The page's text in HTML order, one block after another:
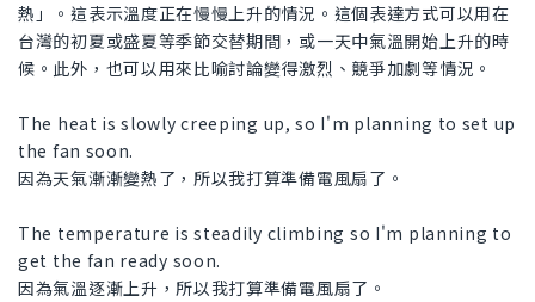
熱」。這表示溫度正在慢慢上升的情況。這個表達方式可以用在
台灣的初夏或盛夏等季節交替期間，或一天中氣溫開始上升的時
候。此外，也可以用來比喻討論變得激烈、競爭加劇等情況。
The heat is slowly creeping up, so I'm planning to set up
the fan soon.
因為天氣漸漸變熱了，所以我打算準備電風扇了。
The temperature is steadily climbing so I'm planning to
get the fan ready soon.
因為氣溫逐漸上升，所以我打算準備電風扇了。